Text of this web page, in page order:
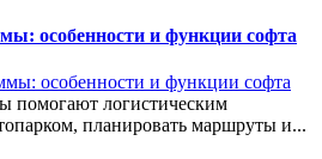
особенности и функции софта
помогают логистическим
планировать маршруты и...